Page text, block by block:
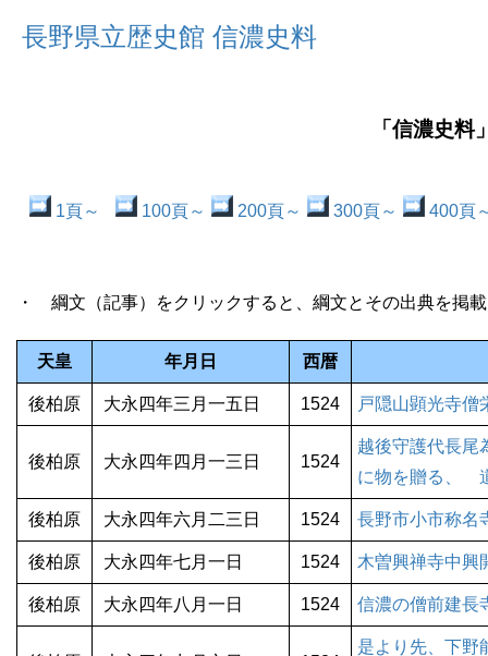
長野県立歴史館 信濃史料
「信濃史
1頁～ 100頁～ 200頁～ 300頁～ 400頁
・ 綱文（記事）をクリックすると、綱文とその出典を掲
天皇 年月日 西暦
後柏原 大永四年三月一五日 1524 戸隠山顕光寺僧
後柏原 大永四年四月一三日 1524
越後守護代長
に物を贈る、
後柏原 大永四年六月二三日 1524 長野市小市称名
後柏原 大永四年七月一日 1524 木曽興禅寺中興
後柏原 大永四年八月一日 1524 信濃の僧前建長
是より先、下野